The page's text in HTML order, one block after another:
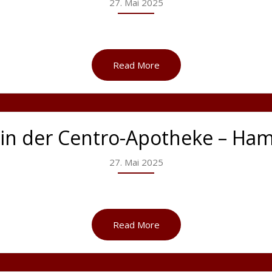
27. Mai 2025
Read More
der Centro-Apotheke –
27. Mai 2025
Read More